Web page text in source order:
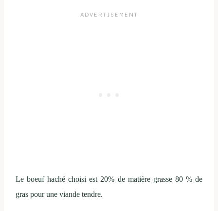
Le boeuf haché choisi est 20% de matière grasse 80 % de
gras pour une viande tendre.